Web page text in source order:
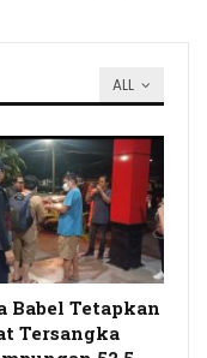
ALL
Babel Tetapkan
Tersangka